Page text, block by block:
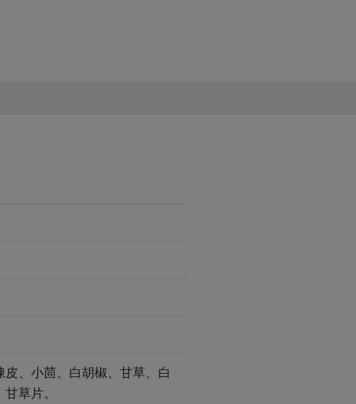
、小茴、白胡椒、甘草、白
草片。